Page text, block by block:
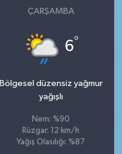
ÇARŞAMBA
6°
Bölgesel düzensiz yağmur
yağışlı
Nem: %90
Rüzgar: 12 km/h
Yağış Olasılığı: %87